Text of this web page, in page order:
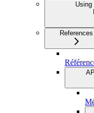
References